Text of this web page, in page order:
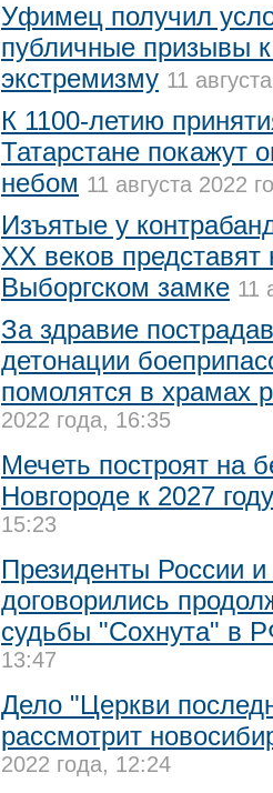
Уфимец получил
публичные призывы
экстремизму 11
К 1100-летию
Татарстане покажут
небом 11 августа 2022
Изъятые у
XX веков
Выборгском замке 11
За здравие
детонации
помолятся в храмах
2022 года, 16:35
Мечеть построят на
Новгороде к 2027 году
15:23
Президенты России
договорились
судьбы "Сохнута" в
13:47
Дело "Церкви
рассмотрит
2022 года, 12:24